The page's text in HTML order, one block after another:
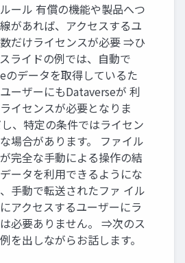
ール 有償の機能や製品へつ
があれば、アクセスするユ
だけライセンスが必要 ⇒ひ
ライドの例では、自動で
のデータを取得しているた
ーザーにもDataverseが 利
イセンスが必要となりま
、特定の条件ではライセン
場合があります。 ファイル
完全な手動による操作の結
ータを利用できるようにな
手動で転送されたファ イル
アクセスするユーザーにラ
必要ありません。 ⇒次のス
を出しながらお話します。